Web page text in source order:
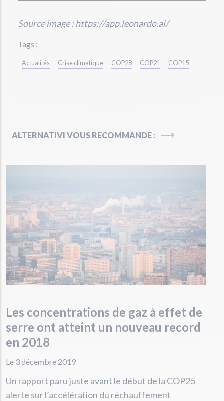
Source image : https://app.leonardo.ai/
Tags :
Actualités Crise climatique COP28 COP21 COP15
ALTERNATIVI VOUS RECOMMANDE :
Les concentrations de gaz à effet de
serre ont atteint un nouveau record
en 2018
Le 3 décembre 2019
Un rapport paru juste avant le début de la COP25
alerte sur l’accélération du réchauffement